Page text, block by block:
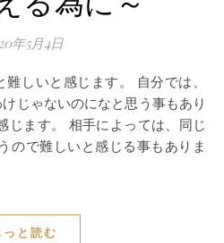
年5月4日
じゃないのになと思う事もあり
じます。 相手によっては、同じ
ので難しいと感じる事もありま
っと読む